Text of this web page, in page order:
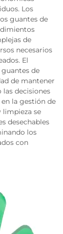
Los
guantes de
de
necesarios
El
de
de mantener
decisiones
la gestión de
limpieza se
desechables
los
con